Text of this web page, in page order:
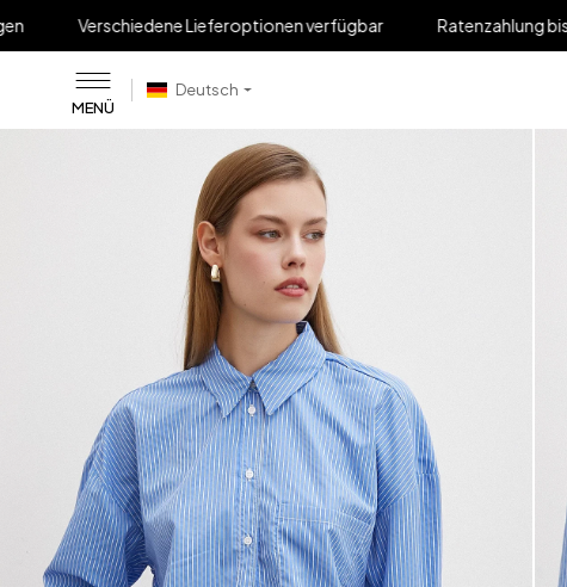
Lieferoptionen verfügbar Ratenzahlung bis zu 12 Monaten
MENÜ
Deutsch